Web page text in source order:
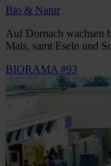
Bio & Natur
Auf Dornach wachsen
Mais, samt Eseln und
BIORAMA #93